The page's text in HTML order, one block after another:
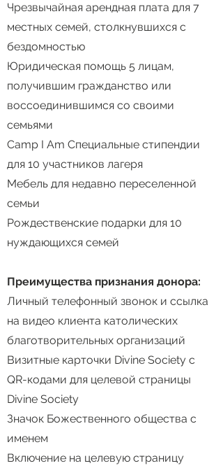
Чрезвычайная арендная плата для 7
местных семей, столкнувшихся с
бездомностью
Юридическая помощь 5 лицам,
получившим гражданство или
воссоединившимся со своими
семьями
Camp I Am Специальные стипендии
для 10 участников лагеря
Мебель для недавно переселенной
семьи
Рождественские подарки для 10
нуждающихся семей
Преимущества признания донора:
Личный телефонный звонок и ссылка
на видео клиента католических
благотворительных организаций
Визитные карточки Divine Society с
QR-кодами для целевой страницы
Divine Society
Значок Божественного общества с
именем
Включение на целевую страницу